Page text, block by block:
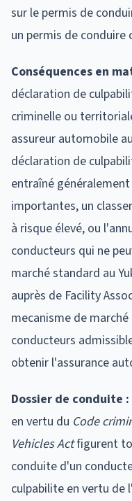
sur le permis de
un permis de conduire
Conséquences en
déclaration de
criminelle ou
assureur automobile
déclaration de
entraîné
importantes, un
à risque élevé, ou
conducteurs qui ne
marché standard au
auprès de Facility
mecanisme de
conducteurs
obtenir l'assurance
Dossier de conduite :
en vertu du Code
Vehicles Actfigurent
conduite d'un
culpabilite en vertu de